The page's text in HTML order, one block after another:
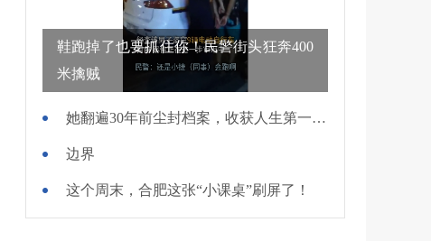
鞋跑掉了也要抓住你！民警街头狂奔400
米擒贼
她翻遍30年前尘封档案，收获人生第一面锦旗
边界
这个周末，合肥这张“小课桌”刷屏了！